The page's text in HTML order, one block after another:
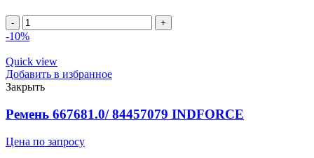
2HB
2750Lp/
(PCM
6201363)
ремень
многоручьевой
INDFORCE
Unlimit
-10%
Quick view
Добавить в избранное
Закрыть
Ремень 667681.0/ 84457079 INDFORCE
Цена по запросу